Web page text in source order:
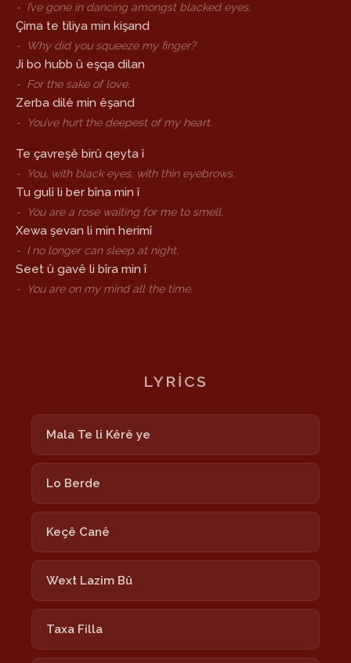
- I’ve gone in dancing amongst blacked eyes,
Çima te tiliya min kişand
- Why did you squeeze my finger?
Ji bo hubb û eşqa dilan
- For the sake of love,
Zerba dilê min êşand
- You’ve hurt the deepest of my heart.
Te çavreşê birû qeyta î
- You, with black eyes, with thin eyebrows,
Tu gulî li ber bîna min î
- You are a rose waiting for me to smell.
Xewa şevan li min herimî
- I no longer can sleep at night,
Seet û gavê li bîra min î
- You are on my mind all the time.
LYRICS
Mala Te li Kêrê ye
Lo Berde
Keçê Canê
Wext Lazim Bû
Taxa Filla